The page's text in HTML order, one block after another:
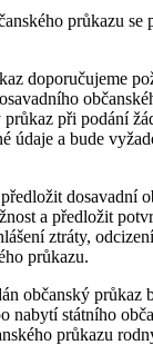
průkazu se
doporučujeme
při podání
údaje a bude
dosavadní
a předložit
ztráty,
průkazu.
občanský průkaz
nabytí státního
průkazu